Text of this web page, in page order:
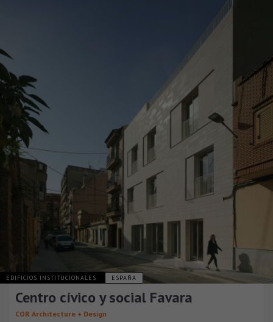
EDIFICIOS INSTITUCIONALES ESPAÑA
Centro cívico y social Favara
COR Architecture + Design